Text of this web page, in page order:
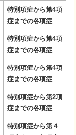
特別項症から第4項
症までの各項症
特別項症から第4項
症までの各項症
特別項症から第4項
症までの各項症
特別項症から第2項
症までの各項症
特別項症から第４